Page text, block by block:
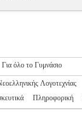
Για όλο το Γυμνάσιο
Λογοτεχνίας
Πληροφορική